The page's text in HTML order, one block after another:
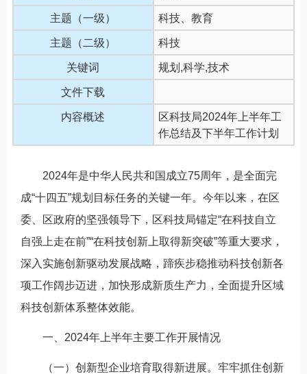
主题（一级） 科技、教育
主题（二级） 科技
关键词 规划,科学,技术
文件下载
内容概述
区科技局2024年上半年工
作总结及下半年工作计划
2024年是中华人民共和国成立75周年，是全面完
成“十四五”规划目标任务的关键一年。今年以来，在区
委、区政府的坚强领导下，区科技局锚定“在科技自立
自强上走在前”“在科技创新上取得新突破”等重大要求，
深入实施创新驱动发展战略，蹄疾步稳推动科技创新各
项工作阔步迈进，加快形成新质生产力，全面提升区域
科技创新体系整体效能。
一、2024年上半年主要工作开展情况
（一）创新型企业培育取得新进展。牢牢抓住创新